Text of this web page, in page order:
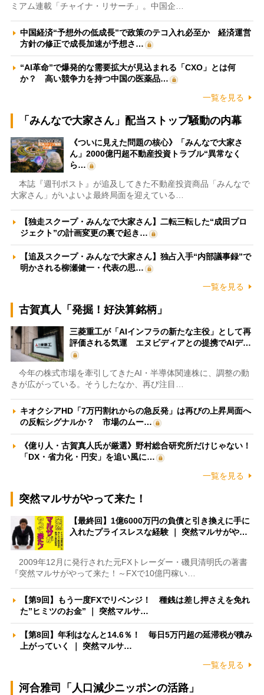
ミアム連載「チャイナ・リサーチ」。中国企…
中国経済“予想外の低成長”で政策のテコ入れ必至か 経済運営
方針の修正で成長加速が予想さ…
“AI革命”で爆発的な需要拡大が見込まれる「CXO」とは何
か？ 高い競争力を持つ中国の医薬品…
一覧を見る
「みんなで大家さん」配当ストップ騒動の内幕
《ついに見えた問題の核心》「みんなで大家さ
ん」2000億円超不動産投資トラブル“異常なく
ら…
本誌『週刊ポスト』が追及してきた不動産投資商品「みんなで
大家さん」がいよいよ最終局面を迎えている…
【独走スクープ・みんなで大家さん】二転三転した“成田プロ
ジェクト”の計画変更の裏で起き…
【追及スクープ・みんなで大家さん】独占入手“内部議事録”で
明かされる柳瀬健一・代表の思…
一覧を見る
古賀真人「発掘！好決算銘柄」
三菱重工が「AIインフラの新たな主役」として再
評価される気運 エヌビディアとの提携でAIデ…
今年の株式市場を牽引してきたAI・半導体関連株に、調整の動
きが広がっている。そうしたなか、再び注目…
キオクシアHD「7万円割れからの急反発」は再びの上昇局面へ
の反転シグナルか？ 市場のムー…
《億り人・古賀真人氏が厳選》野村総合研究所だけじゃない！
「DX・省力化・円安」を追い風に…
一覧を見る
突然マルサがやって来た！
【最終回】1億6000万円の負債と引き換えに手に
入れたプライスレスな経験 ｜ 突然マルサがや…
2009年12月に発行された元FXトレーダー・磯貝清明氏の著書
『突然マルサがやって来た！～FXで10億円稼い…
【第9回】もう一度FXでリベンジ！ 種銭は差し押さえを免れ
た”ヒミツのお金” ｜ 突然マルサ…
【第8回】年利はなんと14.6％！ 毎日5万円超の延滞税が積み
上がっていく ｜ 突然マルサ…
一覧を見る
河合雅司「人口減少ニッポンの活路」